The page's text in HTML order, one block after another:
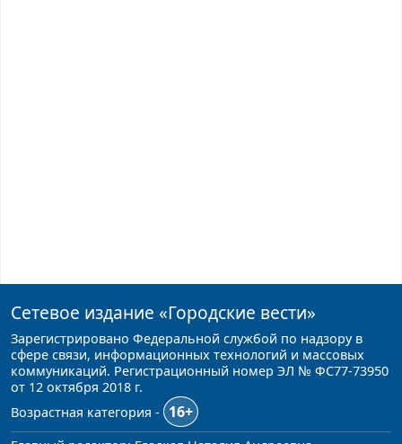
Сетевое издание «Городские вести»
Зарегистрировано Федеральной службой по надзору в
сфере связи, информационных технологий и массовых
коммуникаций. Регистрационный номер ЭЛ № ФС77-73950
от 12 октября 2018 г.
Возрастная категория -
16+